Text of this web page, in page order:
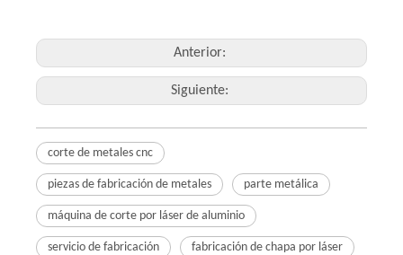
Anterior:
Siguiente:
corte de metales cnc
piezas de fabricación de metales parte metálica
máquina de corte por láser de aluminio
servicio de fabricación fabricación de chapa por láser